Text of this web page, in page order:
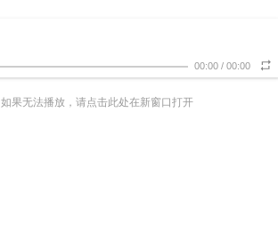
00:00 / 00:00
如果无法播放，请点击此处在新窗口打开